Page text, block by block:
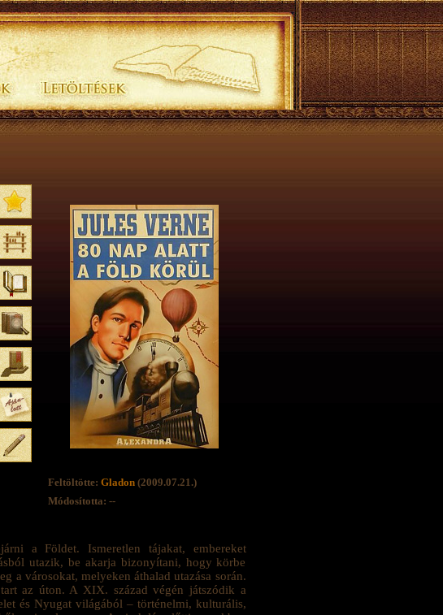
Feltöltötte: Gladon(2009.07.21.)
Módosította: --
a Földet. Ismeretlen tájakat, embereket
utazik, be akarja bizonyítani, hogy körbe
a városokat, melyeken áthalad utazása során.
az úton. A XIX. század végén játszódik a
és Nyugat világából – történelmi, kulturális,